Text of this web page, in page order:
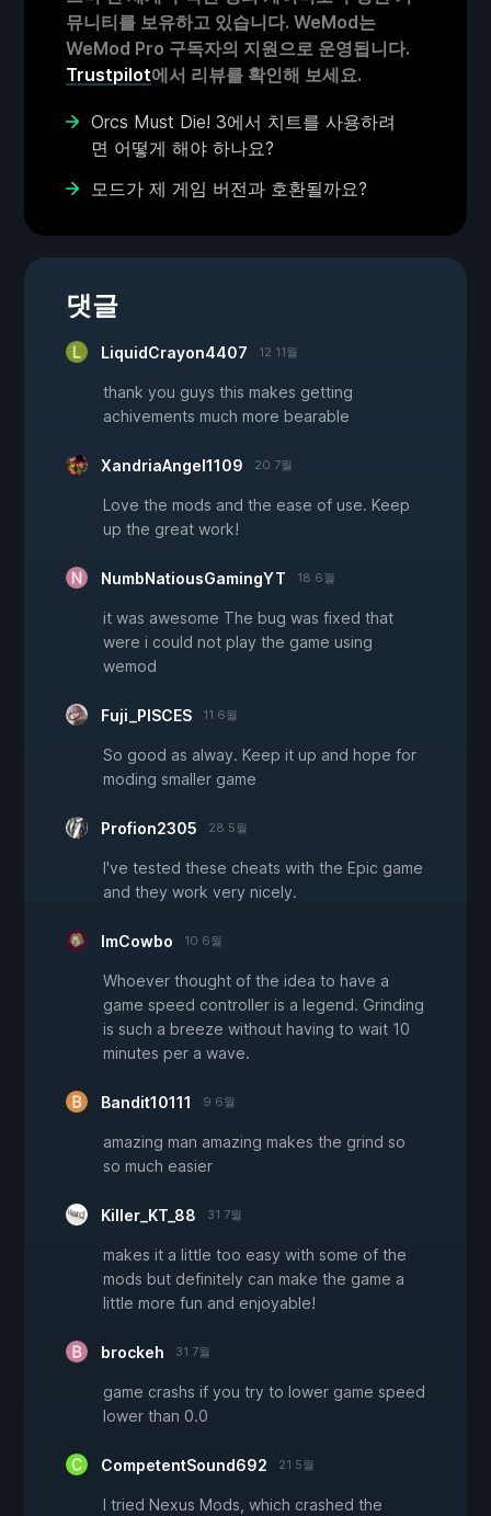
뮤니티를 보유하고 있습니다. WeMod는
WeMod Pro 구독자의 지원으로 운영됩니다.
Trustpilot에서 리뷰를 확인해 보세요.
Orcs Must Die! 3에서 치트를 사용하려
면 어떻게 해야 하나요?
모드가 제 게임 버전과 호환될까요?
댓글
LiquidCrayon4407 12 11월
thank you guys this makes getting
achivements much more bearable
XandriaAngel1109 20 7월
Love the mods and the ease of use. Keep
up the great work!
NumbNatiousGamingYT 18 6월
it was awesome The bug was fixed that
were i could not play the game using
wemod
Fuji_PISCES 11 6월
So good as alway. Keep it up and hope for
moding smaller game
Profion2305 28 5월
I've tested these cheats with the Epic game
and they work very nicely.
ImCowbo 10 6월
Whoever thought of the idea to have a
game speed controller is a legend. Grinding
is such a breeze without having to wait 10
minutes per a wave.
Bandit10111 9 6월
amazing man amazing makes the grind so
so much easier
Killer_KT_88 31 7월
makes it a little too easy with some of the
mods but definitely can make the game a
little more fun and enjoyable!
brockeh 31 7월
game crashs if you try to lower game speed
lower than 0.0
CompetentSound692 21 5월
I tried Nexus Mods, which crashed the